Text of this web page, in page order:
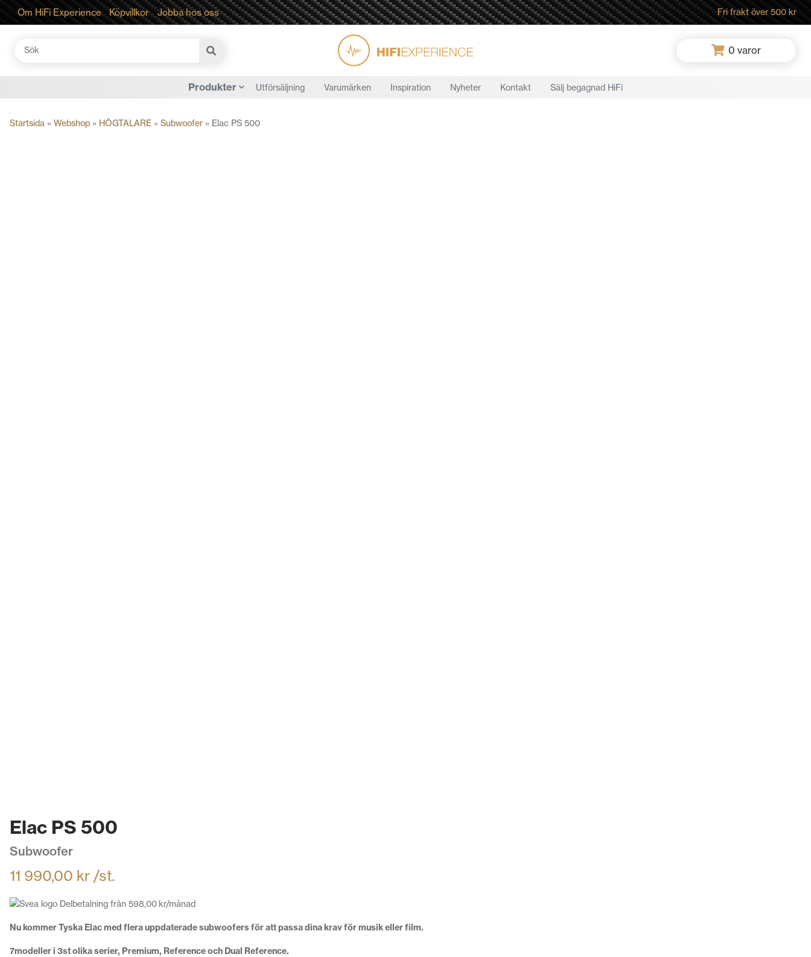
Om HiFi Experience Köpvillkor Jobba hos oss Fri frakt över 500 kr
Sök
0 varor
Produkter Utförsäljning Varumärken Inspiration Nyheter Kontakt Sälj begagnad HiFi
Startsida » Webshop » HÖGTALARE » Subwoofer » Elac PS 500
Elac PS 500
Subwoofer
11 990,00 kr /st.
Delbetalning från 598,00 kr/månad
Nu kommer Tyska Elac med flera uppdaterade subwoofers för att passa dina krav för musik eller film.
7modeller i 3st olika serier, Premium, Reference och Dual Reference.